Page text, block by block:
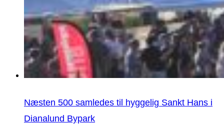
Næsten 500 samledes til hyggelig Sankt Hans i
Dianalund Bypark